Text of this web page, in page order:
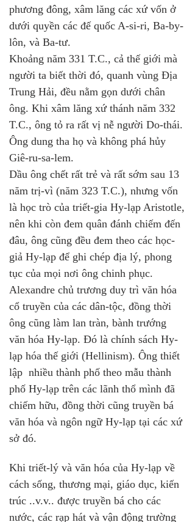
phương đông, xâm lăng các xứ vốn ở
dưới quyền các đế quốc A-si-ri, Ba-by-
lôn, và Ba-tư.
Khoảng năm 331 T.C., cả thế giới mà
người ta biết thời đó, quanh vùng Địa
Trung Hải, đều nằm gọn dưới chân
ông. Khi xâm lăng xứ thánh năm 332
T.C., ông tỏ ra rất vị nễ người Do-thái.
Ông dung tha họ và không phá hủy
Giê-ru-sa-lem.
Dầu ông chết rất trẻ và rất sớm sau 13
năm trị-vì (năm 323 T.C.), nhưng vốn
là học trò của triết-gia Hy-lạp Aristotle,
nên khi còn đem quân đánh chiếm đến
đâu, ông cũng đều đem theo các học-
giả Hy-lạp để ghi chép địa lý, phong
tục của mọi nơi ông chinh phục.
Alexandre chủ trương duy trì văn hóa
cổ truyền của các dân-tộc, đồng thời
ông cũng làm lan tràn, bành trướng
văn hóa Hy-lạp. Đó là chính sách Hy-
lạp hóa thế giới (Hellinism). Ông thiết
lập  nhiều thành phố theo mẫu thành
phố Hy-lạp trên các lãnh thổ mình đã
chiếm hữu, đồng thời cũng truyền bá
văn hóa và ngôn ngữ Hy-lạp tại các xứ
sở đó.
Khi triết-lý và văn hóa của Hy-lạp về
cách sống, thương mại, giáo dục, kiến
trúc ..v.v.. được truyền bá cho các
nước, các rạp hát và vận động trường